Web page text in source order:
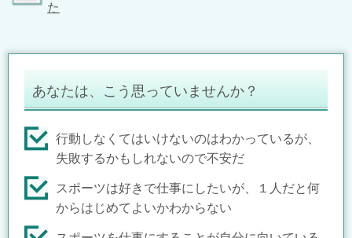
た
あなたは、こう思っていませんか？
行動しなくてはいけないのはわかっているが、
失敗するかもしれないので不安だ
スポーツは好きで仕事にしたいが、１人だと何
からはじめてよいかわからない